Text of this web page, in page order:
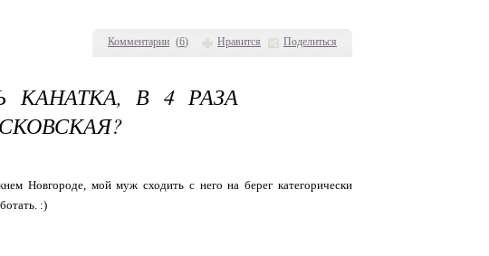
Комментарии (6) Нравится Поделиться
В 4 РАЗА
Новгороде, мой муж сходить с него на берег категорически
:)